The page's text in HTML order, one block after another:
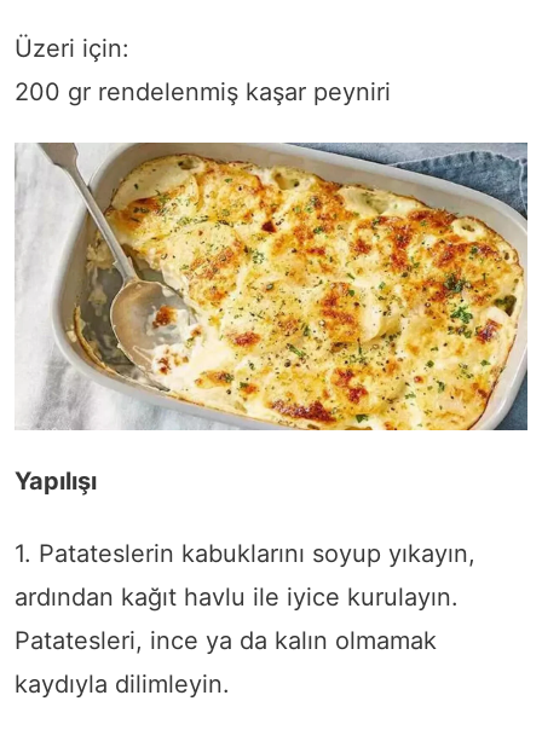
Üzeri için:
200 gr rendelenmiş kaşar peyniri
Yapılışı
1. Patateslerin kabuklarını soyup yıkayın,
ardından kağıt havlu ile iyice kurulayın.
Patatesleri, ince ya da kalın olmamak
kaydıyla dilimleyin.